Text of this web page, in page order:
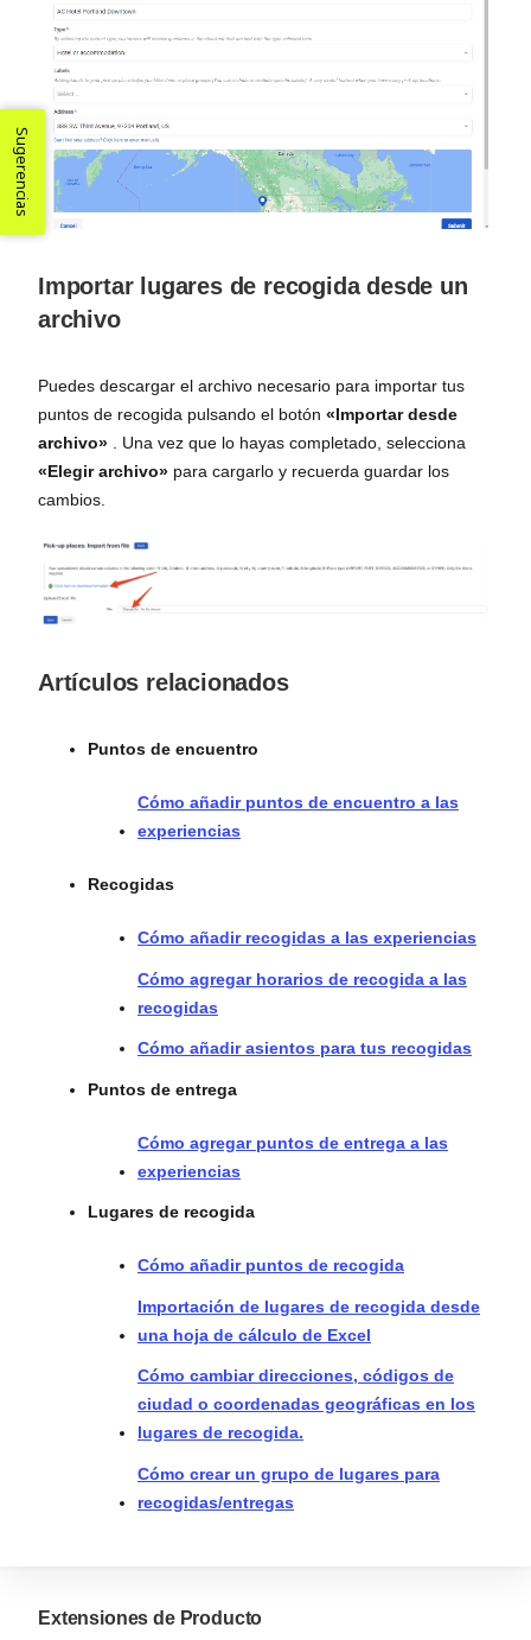
Importar lugares de recogida desde un
archivo
Puedes descargar el archivo necesario para importar tus
puntos de recogida pulsando el botón «Importar desde
archivo» . Una vez que lo hayas completado, selecciona
«Elegir archivo» para cargarlo y recuerda guardar los
cambios.
Artículos relacionados
Puntos de encuentro
Cómo añadir puntos de encuentro a las
experiencias
Recogidas
Cómo añadir recogidas a las experiencias
Cómo agregar horarios de recogida a las
recogidas
Cómo añadir asientos para tus recogidas
Puntos de entrega
Cómo agregar puntos de entrega a las
experiencias
Lugares de recogida
Cómo añadir puntos de recogida
Importación de lugares de recogida desde
una hoja de cálculo de Excel
Cómo cambiar direcciones, códigos de
ciudad o coordenadas geográficas en los
lugares de recogida.
Cómo crear un grupo de lugares para
recogidas/entregas
Extensiones de Producto
Sugerencias